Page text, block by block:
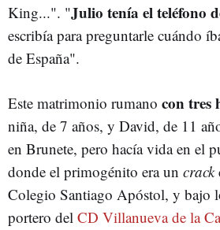
King...". "Julio tenía el teléfono
escribía para preguntarle cuándo
de España".
Este matrimonio rumano con tres
niña, de 7 años, y David, de 11
en Brunete, pero hacía vida en el
donde el primogénito era un crack
Colegio Santiago Apóstol, y bajo
portero del CD Villanueva de la